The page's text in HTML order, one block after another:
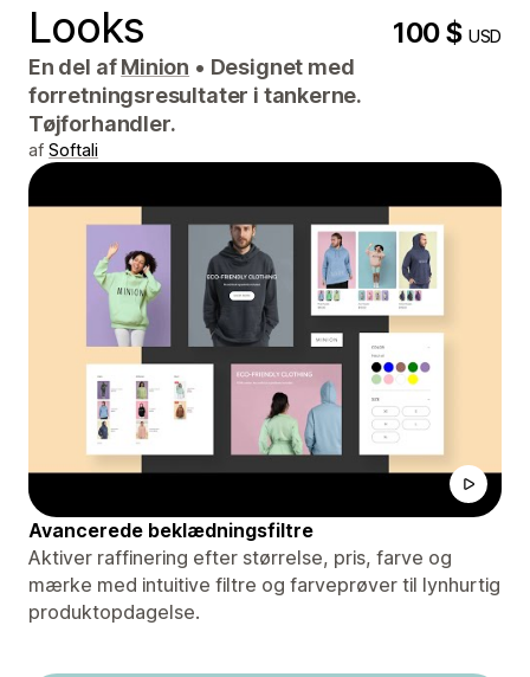
Looks 100 $USD
En del afMinion • Designet med
forretningsresultater i tankerne.
Tøjforhandler.
af Softali
Avancerede beklædningsfiltre
Aktiver raffinering efter størrelse, pris, farve og
mærke med intuitive filtre og farveprøver til lynhurtig
produktopdagelse.